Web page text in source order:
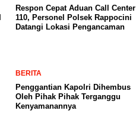
Respon Cepat Aduan Call Center
110, Personel Polsek Rappocini
Datangi Lokasi Pengancaman
BERITA
Penggantian Kapolri Dihembus
Oleh Pihak Pihak Terganggu
Kenyamanannya